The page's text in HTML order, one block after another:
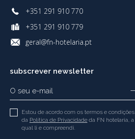
+351 291 910 770
+351 291 910 779
geral@fn-hotelaria.pt
subscrever newsletter
Estou de acordo com os termos e condições
da Política de Privacidade da FN hotelaria, a
qual li e compreendi.